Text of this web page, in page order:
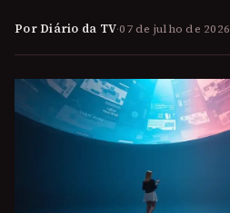
Por Diário da TV·07 de julho de 2026